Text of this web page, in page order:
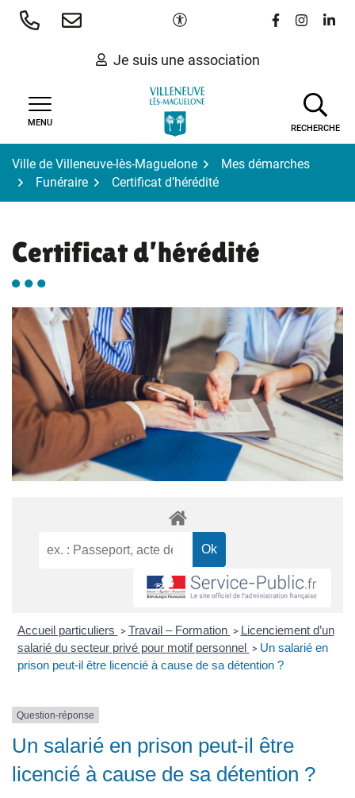
Aller
Paramètres d'accessibilité
Lien vers le
Lien vers
Lien
Je suis une association
MENU
RECHERCHE
Ville de Villeneuve-lès-Maguelone
Mes démarches
Funéraire
Certificat d’hérédité
Certificat d’hérédité
Accueil particuliers > Travail – Formation > Licenciement d’un
salarié du secteur privé pour motif personnel > Un salarié en
prison peut-il être licencié à cause de sa détention ?
Question-réponse
Un salarié en prison peut-il être
licencié à cause de sa détention ?